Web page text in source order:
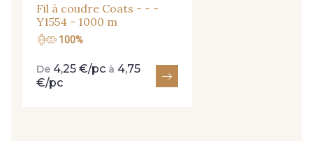
Fil à coudre Coats - - -
Y1554 - 1000 m
100%
De 4,25 €/pc à 4,75
€/pc